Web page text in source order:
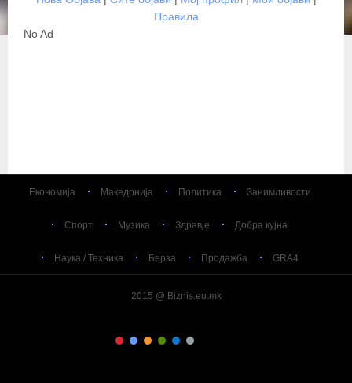
Правила
No Ad
Економија Македонија Политика Занимливости
Спорт Музика Здравје Добра кујна
Наука / Техника Берза Продажба GRA4
2015 @ Biznis.eu.mk